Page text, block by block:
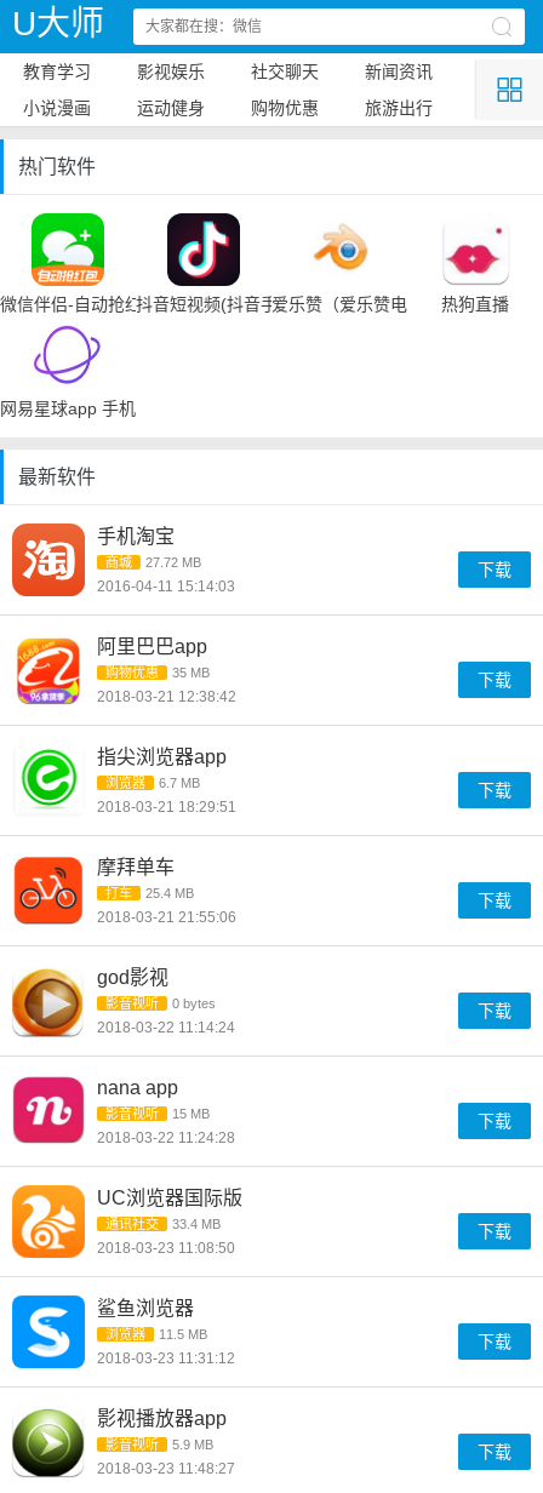
U大师
教育学习 影视娱乐 社交聊天
新闻资讯
小说漫画
运动健身 购物优惠 旅游出行
热门软件
微信伴侣-自动抢红包抖音短视频(抖音手机下载)爱乐赞（爱乐赞电脑手机下载）
热狗直播
网易星球app 手机下载
最新软件
手机淘宝
商城 27.72 MB
2016-04-11 15:14:03
下载
阿里巴巴app
购物优惠 35 MB
2018-03-21 12:38:42
下载
指尖浏览器app
浏览器 6.7 MB
2018-03-21 18:29:51
下载
摩拜单车
打车 25.4 MB
2018-03-21 21:55:06
下载
god影视
影音视听 0 bytes
2018-03-22 11:14:24
下载
nana app
影音视听 15 MB
2018-03-22 11:24:28
下载
UC浏览器国际版
通讯社交 33.4 MB
2018-03-23 11:08:50
下载
鲨鱼浏览器
浏览器 11.5 MB
2018-03-23 11:31:12
下载
影视播放器app
影音视听 5.9 MB
2018-03-23 11:48:27
下载